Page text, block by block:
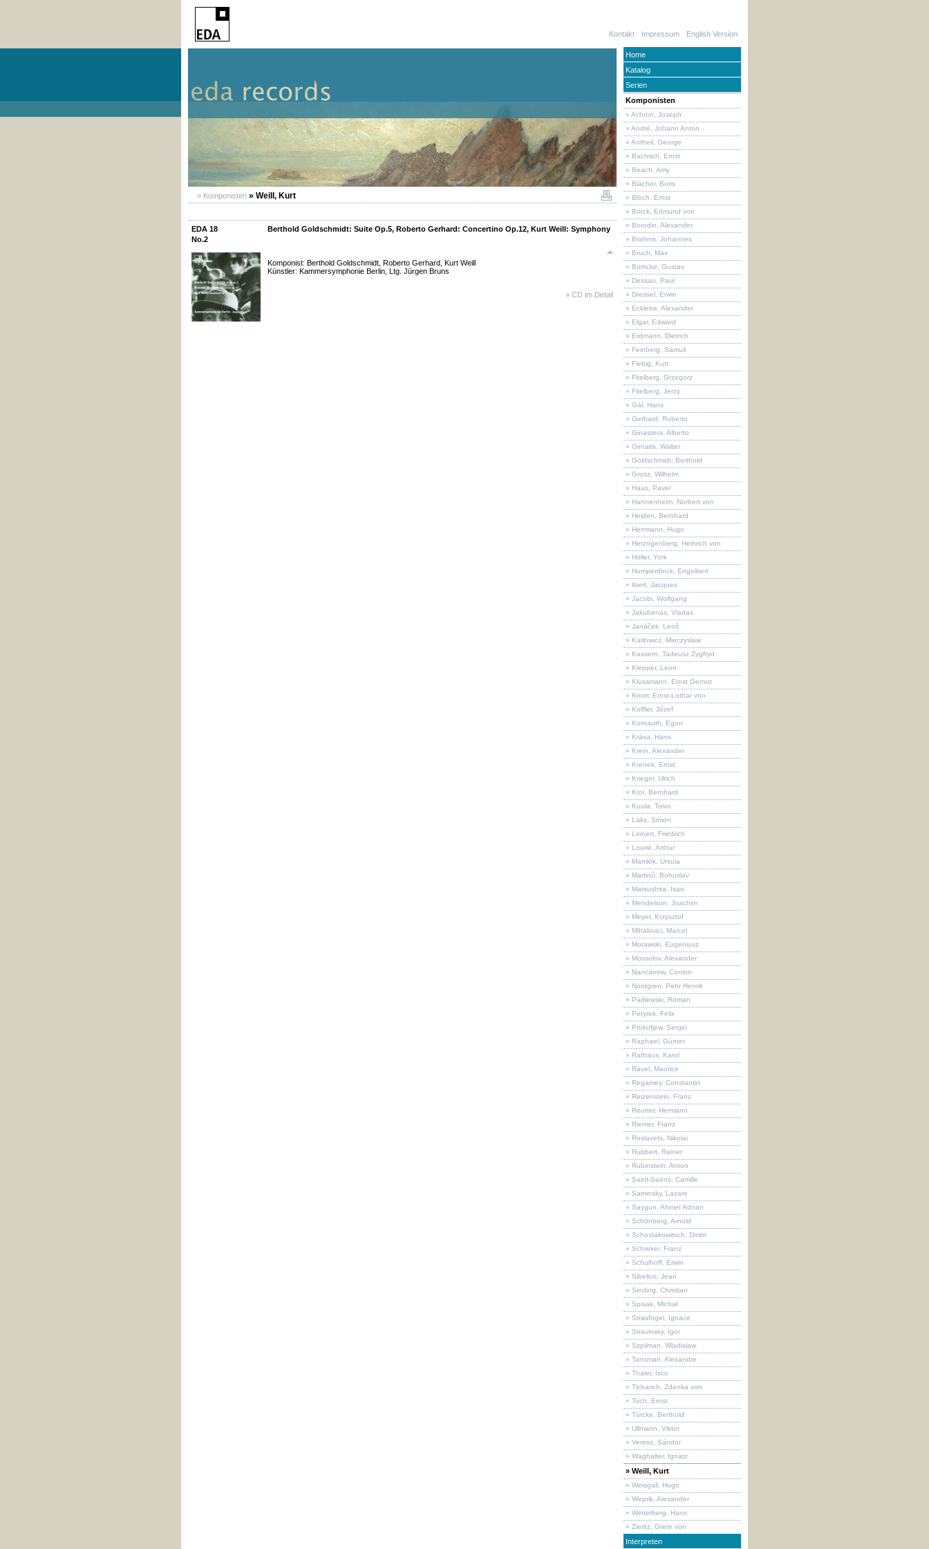
English Version
Impressum
Kontakt
Home
Katalog
Serien
Komponisten
» Achron, Joseph
» André, Johann Anton
» Antheil, George
» Bachrich, Ernst
» Beach, Amy
» Blacher, Boris
» Bloch, Ernst
» Borck, Edmund von
» Borodin, Alexander
» Brahms, Johannes
» Bruch, Max
» Bumcke, Gustav
» Dessau, Paul
» Dressel, Erwin
» Ecklebe, Alexander
» Elgar, Edward
» Erdmann, Dietrich
» Feinberg, Samuil
» Fiebig, Kurt
» Fitelberg, Grzegorz
» Fitelberg, Jerzy
» Gál, Hans
» Gerhard, Roberto
» Ginastera, Alberto
» Girnatis, Walter
» Goldschmidt, Berthold
» Grosz, Wilhelm
» Haas, Pavel
» Hannenheim, Norbert von
» Heiden, Bernhard
» Herrmann, Hugo
» Herzogenberg, Heinrich von
» Höller, York
» Humperdinck, Engelbert
» Ibert, Jacques
» Jacobi, Wolfgang
» Jakubenas, Vladas
» Janáček, Leoš
» Karłowicz, Mieczysław
» Kassern, Tadeusz Zygfryd
» Klepper, Leon
» Klussmann, Ernst Gernot
» Knorr, Ernst-Lothar von
» Koffler, Józef
» Kornauth, Egon
» Krása, Hans
» Krein, Alexander
» Krenek, Ernst
» Krieger, Ulrich
» Krol, Bernhard
» Kuula, Toivo
» Laks, Simon
» Leinert, Friedrich
» Lourié, Arthur
» Mamlok, Ursula
» Martinů, Bohuslav
» Matsushita, Isao
» Mendelson, Joachim
» Meyer, Krzysztof
» Mihalovici, Marcel
» Morawski, Eugeniusz
» Mossolov, Alexander
» Nancarrow, Conlon
» Nordgren, Pehr Henrik
» Padlewski, Roman
» Petyrek, Felix
» Prokofjew, Sergei
» Raphael, Günter
» Rathaus, Karol
» Ravel, Maurice
» Regamey, Constantin
» Reizenstein, Franz
» Reutter, Hermann
» Riemer, Franz
» Roslavets, Nikolai
» Rubbert, Rainer
» Rubinstein, Anton
» Saint-Saëns, Camille
» Saminsky, Lazare
» Saygun, Ahmet Adnan
» Schönberg, Arnold
» Schostakowitsch, Dmitri
» Schreker, Franz
» Schulhoff, Erwin
» Sibelius, Jean
» Sinding, Christian
» Spisak, Michał
» Strasfogel, Ignace
» Stravinsky, Igor
» Szpilman, Wladislaw
» Tansman, Alexandre
» Thaler, Isco
» Ticharich, Zdenka von
» Toch, Ernst
» Türcke, Berthold
» Ullmann, Viktor
» Veress, Sándor
» Waghalter, Ignatz
» Weill, Kurt
» Weisgall, Hugo
» Weprik, Alexander
» Winterberg, Hans
» Zieritz, Grete von
Interpreten
» Komponisten » Weill, Kurt
EDA 18
Berthold Goldschmidt: Suite Op.5, Roberto Gerhard: Concertino Op.12, Kurt Weill: Symphony
No.2
Komponist: Berthold Goldschmidt, Roberto Gerhard, Kurt Weill
Künstler: Kammersymphonie Berlin, Ltg. Jürgen Bruns
» CD im Detail